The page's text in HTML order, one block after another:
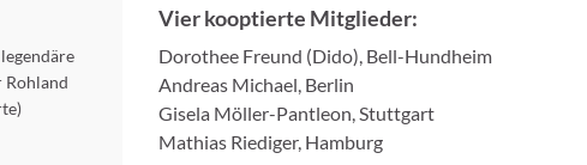
Vier kooptierte Mitglieder:
Dorothee Freund (Dido), Bell-Hundheim
Andreas Michael, Berlin
Gisela Möller-Pantleon, Stuttgart
Mathias Riediger, Hamburg
Rohland